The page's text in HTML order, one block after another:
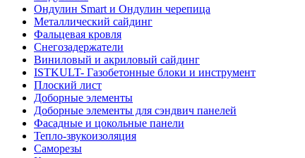
Ондулин Smart и Ондулин черепица
Металлический сайдинг
Фальцевая кровля
Снегозадержатели
Виниловый и акриловый сайдинг
ISTKULT- Газобетонные блоки и инструмент
Плоский лист
Доборные элементы
Доборные элементы для сэндвич панелей
Фасадные и цокольные панели
Тепло-звукоизоляция
Саморезы